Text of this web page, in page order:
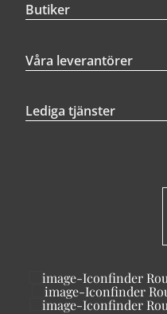
Butiker
Våra leverantörer
Lediga tjänster